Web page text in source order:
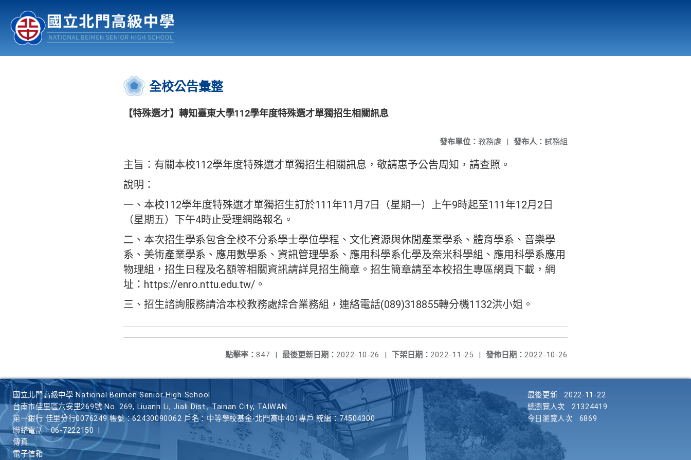
認識北中 行事曆
:::
全校公告彙整
【特殊選才】轉知臺東大學112學年度特殊選才單獨招生相關訊息
發布人： 試務組
發布單位： 教務處 |
主旨：有關本校112學年度特殊選才單獨招生相關訊息，敬請惠予公告周知，請查照。
說明：
一、本校112學年度特殊選才單獨招生訂於111年11月7日（星期一）上午9時起至111年12月2日
（星期五）下午4時止受理網路報名。
二、本次招生學系包含全校不分系學士學位學程、文化資源與休閒產業學系、體育學系、音樂學
系、美術產業學系、應用數學系、資訊管理學系、應用科學系化學及奈米科學組、應用科學系應用
物理組，招生日程及名額等相關資訊請詳見招生簡章。招生簡章請至本校招生專區網頁下載，網
址：https://enro.nttu.edu.tw/。
三、招生諮詢服務請洽本校教務處綜合業務組，連絡電話(089)318855轉分機1132洪小姐。
發佈日期： 2022-10-26
下架日期： 2022-11-25 |
最後更新日期： 2022-10-26 |
點擊率： 847 |
國立北門高級中學 National Beimen Senior High School
台南市佳里區六安里269號 No. 269, Liuann Li, Jiali Dist., Tainan City, TAIWAN
第一銀行 佳里分行0076249 帳號：62430090062 戶名：中等學校基金-北門高中401專戶 統編：74504300
聯絡電話
06-7222150
傳真
電子信箱
最後更新
2022-11-22
總瀏覽人次
21324419
今日瀏覽人次
6869